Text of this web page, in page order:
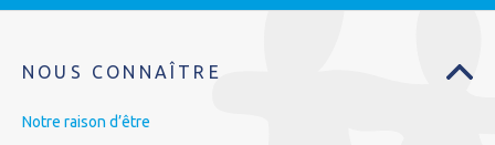
NOUS CONNAÎTRE
Notre raison d’être